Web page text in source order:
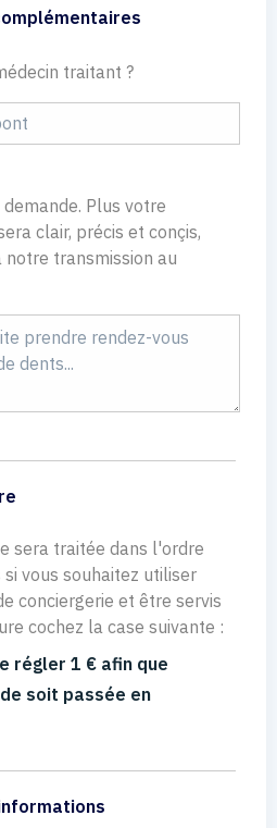
traitant ?
Plus votre
clair, précis et conçis,
transmission au
sera traitée dans l'ordre
si vous souhaitez utiliser
conciergerie et être servis
cochez la case suivante :
régler 1 € afin que
soit passée en